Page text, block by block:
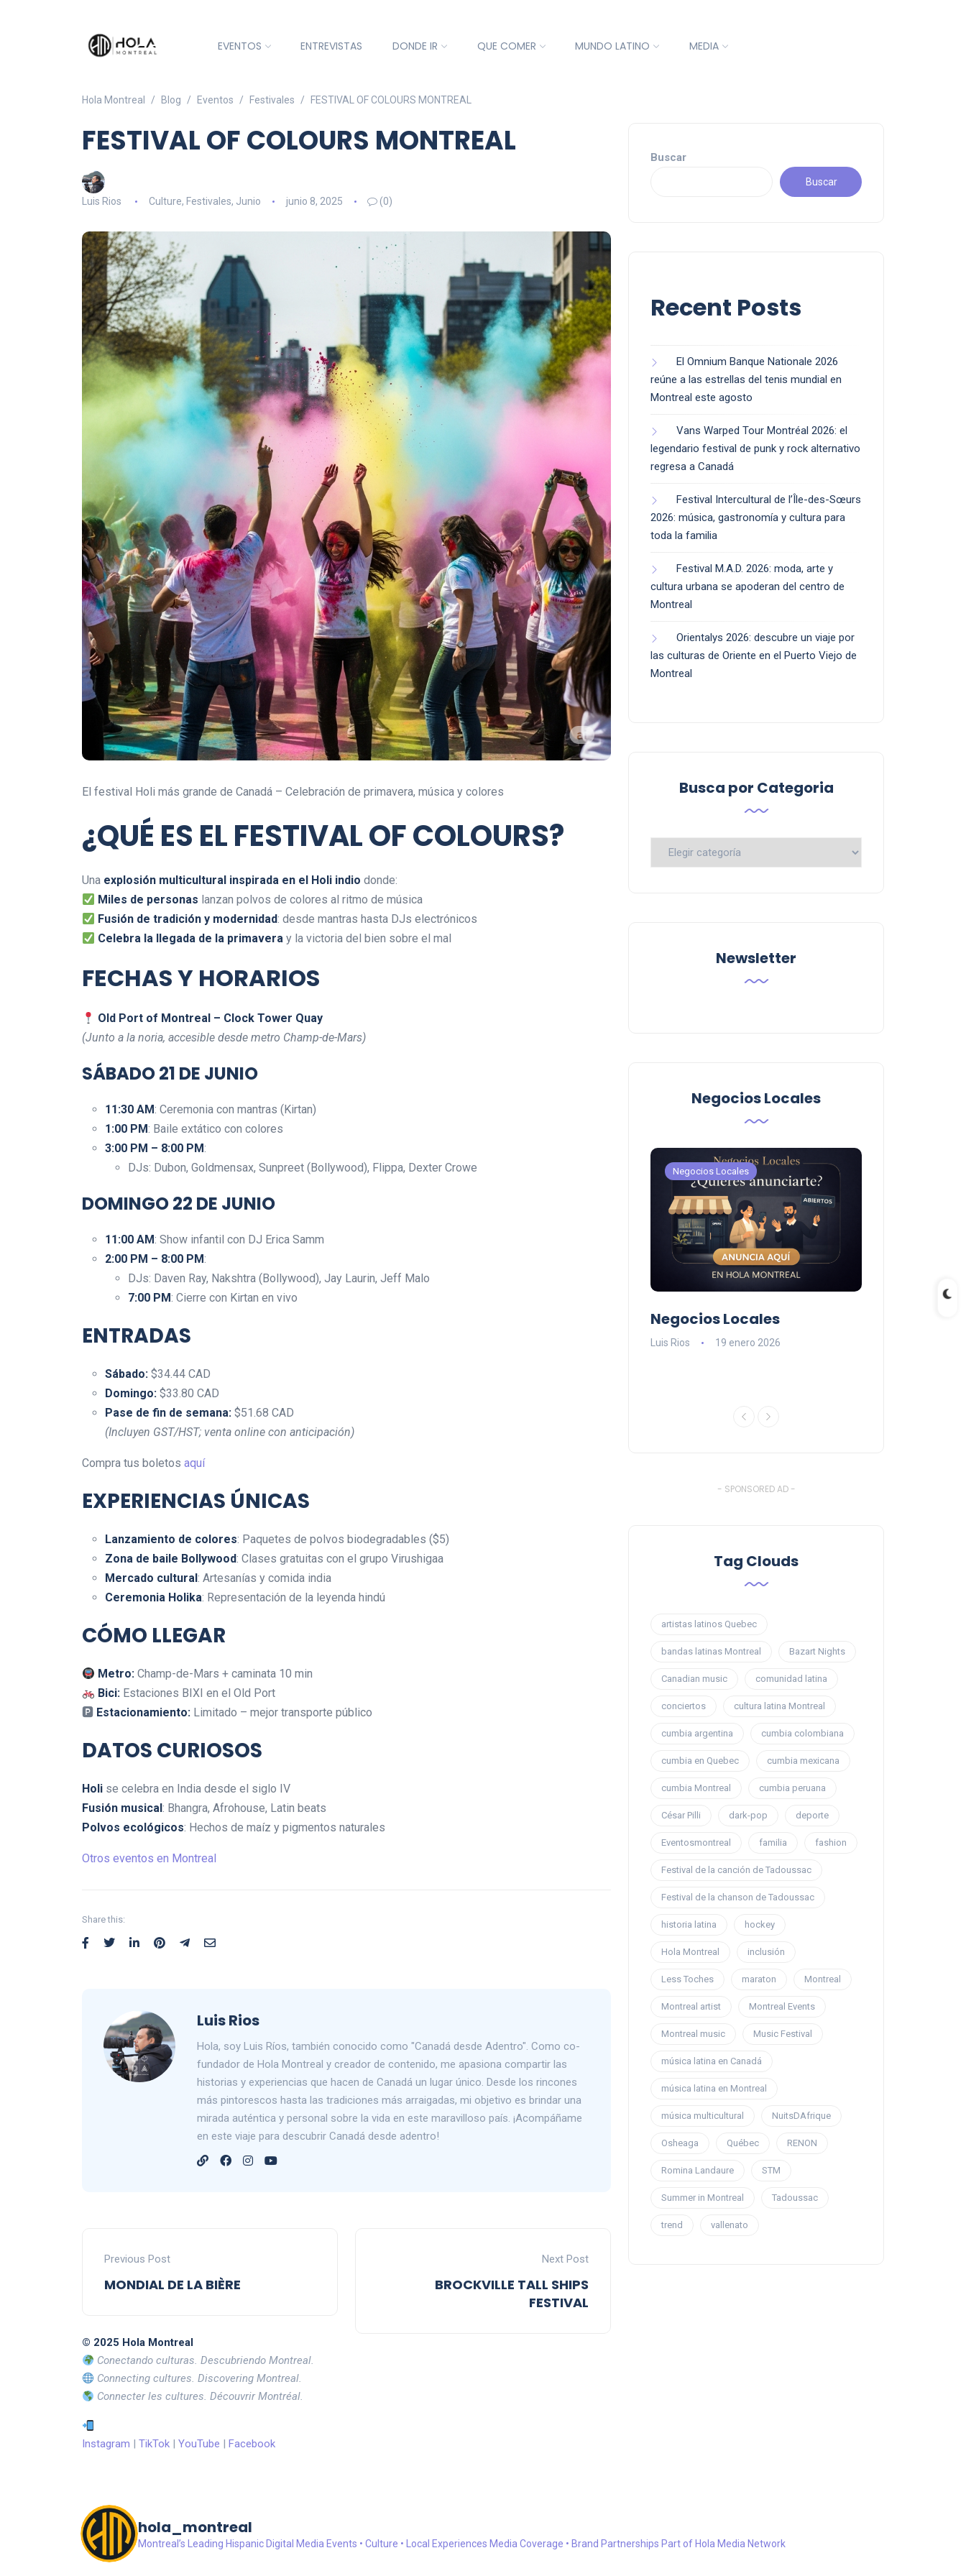
EVENTOS ENTREVISTAS DONDE IR QUE COMER MUNDO LATINO MEDIA
Hola Montreal Blog Eventos Festivales FESTIVAL OF COLOURS MONTREAL
FESTIVAL OF COLOURS MONTREAL
Luis Rios Culture, Festivales, Junio junio 8, 2025 (0)
El festival Holi más grande de Canadá – Celebración de primavera, música y colores
¿QUÉ ES EL FESTIVAL OF COLOURS?
Una explosión multicultural inspirada en el Holi indio donde:
Miles de personas lanzan polvos de colores al ritmo de música
Fusión de tradición y modernidad: desde mantras hasta DJs electrónicos
Celebra la llegada de la primavera y la victoria del bien sobre el mal
FECHAS Y HORARIOS
Old Port of Montreal – Clock Tower Quay
(Junto a la noria, accesible desde metro Champ-de-Mars)
SÁBADO 21 DE JUNIO
11:30 AM: Ceremonia con mantras (Kirtan)
1:00 PM: Baile extático con colores
3:00 PM – 8:00 PM:
DJs: Dubon, Goldmensax, Sunpreet (Bollywood), Flippa, Dexter Crowe
DOMINGO 22 DE JUNIO
11:00 AM: Show infantil con DJ Erica Samm
2:00 PM – 8:00 PM:
DJs: Daven Ray, Nakshtra (Bollywood), Jay Laurin, Jeff Malo
7:00 PM: Cierre con Kirtan en vivo
ENTRADAS
Sábado: $34.44 CAD
Domingo: $33.80 CAD
Pase de fin de semana: $51.68 CAD
(Incluyen GST/HST; venta online con anticipación)
Compra tus boletos aquí
EXPERIENCIAS ÚNICAS
Lanzamiento de colores: Paquetes de polvos biodegradables ($5)
Zona de baile Bollywood: Clases gratuitas con el grupo Virushigaa
Mercado cultural: Artesanías y comida india
Ceremonia Holika: Representación de la leyenda hindú
CÓMO LLEGAR
Metro: Champ-de-Mars + caminata 10 min
Bici: Estaciones BIXI en el Old Port
🅿 Estacionamiento: Limitado – mejor transporte público
DATOS CURIOSOS
Holi se celebra en India desde el siglo IV
Fusión musical: Bhangra, Afrohouse, Latin beats
Polvos ecológicos: Hechos de maíz y pigmentos naturales
Otros eventos en Montreal
Share this:
Luis Rios
Hola, soy Luis Ríos, también conocido como "Canadá desde Adentro". Como co-
fundador de Hola Montreal y creador de contenido, me apasiona compartir las
historias y experiencias que hacen de Canadá un lugar único. Desde los rincones
más pintorescos hasta las tradiciones más arraigadas, mi objetivo es brindar una
mirada auténtica y personal sobre la vida en este maravilloso país. ¡Acompáñame
en este viaje para descubrir Canadá desde adentro!
Previous Post
MONDIAL DE LA BIÈRE
Next Post
BROCKVILLE TALL SHIPS
FESTIVAL
Buscar
Buscar
Recent Posts
El Omnium Banque Nationale 2026
reúne a las estrellas del tenis mundial en
Montreal este agosto
Vans Warped Tour Montréal 2026: el
legendario festival de punk y rock alternativo
regresa a Canadá
Festival Intercultural de l’Île-des-Sœurs
2026: música, gastronomía y cultura para
toda la familia
Festival M.A.D. 2026: moda, arte y
cultura urbana se apoderan del centro de
Montreal
Orientalys 2026: descubre un viaje por
las culturas de Oriente en el Puerto Viejo de
Montreal
Busca por Categoria
Busca
Newsletter
Negocios Locales
Negocios Locales Negocios Locales
Negocios Locales
Luis Rios 19 enero 2026
- SPONSORED AD -
Tag Clouds
artistas latinos Quebec
bandas latinas Montreal Bazart Nights
Canadian music comunidad latina
conciertos cultura latina Montreal
cumbia argentina cumbia colombiana
cumbia en Quebec cumbia mexicana
cumbia Montreal cumbia peruana
César Pilli dark-pop deporte
Eventosmontreal familia fashion
Festival de la canción de Tadoussac
Festival de la chanson de Tadoussac
historia latina hockey
Hola Montreal inclusión
Less Toches maraton Montreal
Montreal artist Montreal Events
Montreal music Music Festival
música latina en Canadá
música latina en Montreal
música multicultural NuitsDAfrique
Osheaga Québec RENON
Romina Landaure STM
Summer in Montreal Tadoussac
trend vallenato
© 2025 Hola Montreal
Conectando culturas. Descubriendo Montreal.
Connecting cultures. Discovering Montreal.
Connecter les cultures. Découvrir Montréal.
Instagram | TikTok | YouTube | Facebook
hola_montreal
Montreal’s Leading Hispanic Digital Media Events • Culture • Local Experiences Media Coverage • Brand Partnerships Part of Hola Media Network